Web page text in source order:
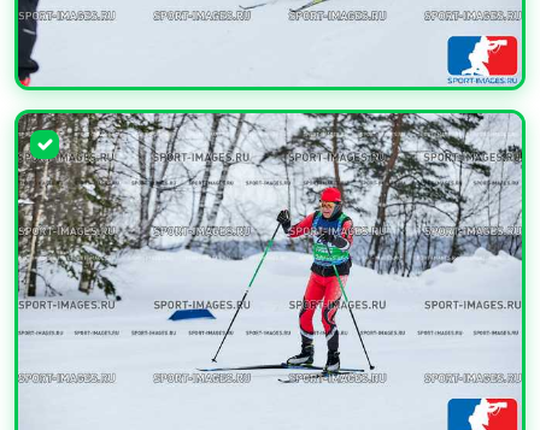
УВЕЛИЧИТЬ